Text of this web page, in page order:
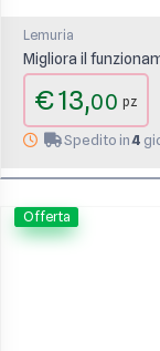
Lemuria
Migliora il
€ 13,00 pz
Spedito in4
Offerta